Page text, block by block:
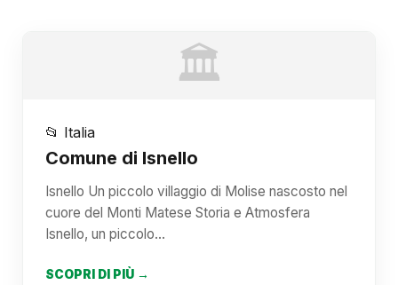
🏛️
📂 Italia
Comune di Isnello
Isnello Un piccolo villaggio di Molise nascosto nel
cuore del Monti Matese Storia e Atmosfera
Isnello, un piccolo…
SCOPRI DI PIÙ →